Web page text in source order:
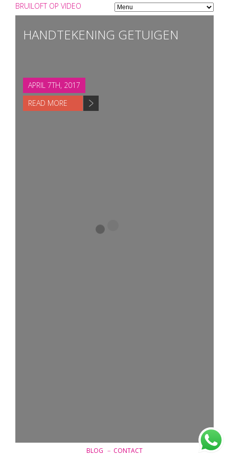
BRUILOFT OP VIDEO
HANDTEKENING GETUIGEN
APRIL 7TH, 2017
READ MORE
BLOG – CONTACT